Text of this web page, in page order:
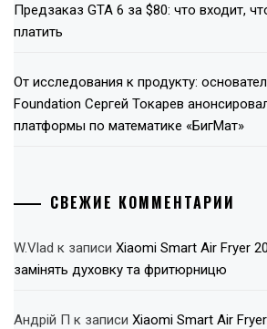
Предзаказ GTA 6 за $80: что входит,
платить
От исследования к продукту:
Foundation Сергей Токарев
платформы по математике «БигМат»
СВЕЖИЕ КОММЕНТАРИИ
W.Vlad к записи Xiaomi Smart Air Fryer
замінять духовку та фритюрницю
Андрій П к записи Xiaomi Smart Air